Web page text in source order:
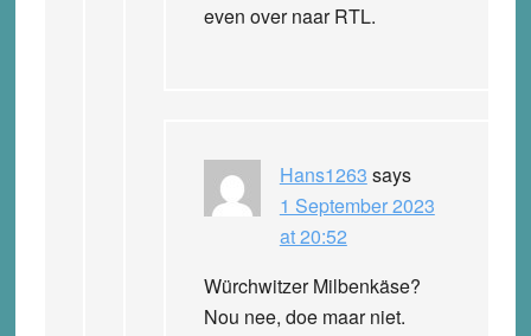
even over naar RTL.
Hans1263 says
1 September 2023
at 20:52
Würchwitzer Milbenkäse?
Nou nee, doe maar niet.